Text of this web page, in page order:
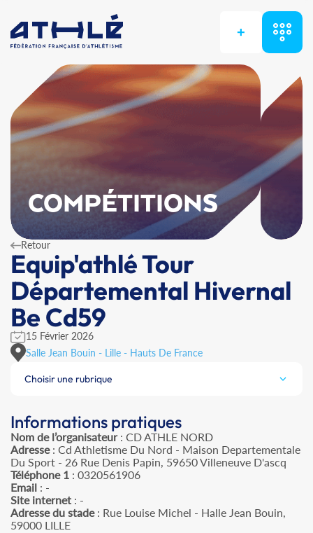
+
COMPÉTITIONS
Retour
Equip'athlé Tour
Départemental Hivernal
Be Cd59
15 Février 2026
Salle Jean Bouin - Lille - Hauts De France
Choisir une rubrique
Informations pratiques
Nom de l’organisateur: CD ATHLE NORD
Adresse: Cd Athletisme Du Nord - Maison Departementale
Du Sport - 26 Rue Denis Papin, 59650 Villeneuve D'ascq
Téléphone 1 : 0320561906
Email : -
Site internet : -
Adresse du stade: Rue Louise Michel - Halle Jean Bouin,
59000 LILLE